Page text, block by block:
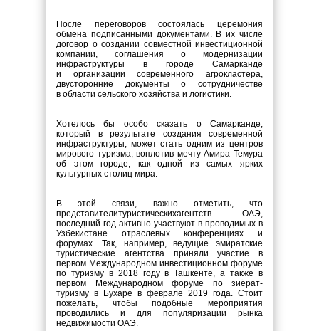
После переговоров состоялась церемония
обмена подписанными документами. Вихчисле
договор о создании совместной инвестиционной
компании, соглашения о модернизации
инфраструктуры в городе Самарканде
и организации современного агрокластера,
двусторонние документы о сотрудничестве
в области сельского хозяйства и логистики.
Хотелось бы особо сказать о Самарканде,
который в результате создания современной
инфраструктуры, может стать одним из центров
мирового туризма, воплотив мечту Амира Темура
об этом городе, как одной из самых ярких
культурных столиц мира.
В этой связи, важно отметить, что
представителитуристическихагентств ОАЭ,
последний год активно участвуют в проводимых в
Узбекистане отраслевых конференциях и
форумах. Так, например, ведущие эмиратские
туристические агентства приняли участие в
первом Международном инвестиционном форуме
по туризму в 2018 году в Ташкенте, а также в
первом Международном форуме по зиёрат-
туризму в Бухаре в феврале 2019 года. Стоит
пожелать, чтобы подобные мероприятия
проводились и для популяризации рынка
недвижимости ОАЭ.